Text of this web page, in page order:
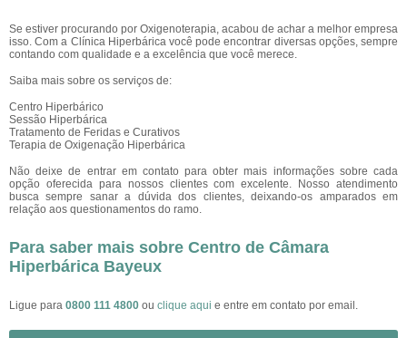
Se estiver procurando por Oxigenoterapia, acabou de achar a melhor empresa
isso. Com a Clínica Hiperbárica você pode encontrar diversas opções, sempre
contando com qualidade e a excelência que você merece.
Saiba mais sobre os serviços de:
Centro Hiperbárico
Sessão Hiperbárica
Tratamento de Feridas e Curativos
Terapia de Oxigenação Hiperbárica
Não deixe de entrar em contato para obter mais informações sobre cada
opção oferecida para nossos clientes com excelente. Nosso atendimento
busca sempre sanar a dúvida dos clientes, deixando-os amparados em
relação aos questionamentos do ramo.
Para saber mais sobre Centro de Câmara
Hiperbárica Bayeux
Ligue para 0800 111 4800 ou clique aqui e entre em contato por email.